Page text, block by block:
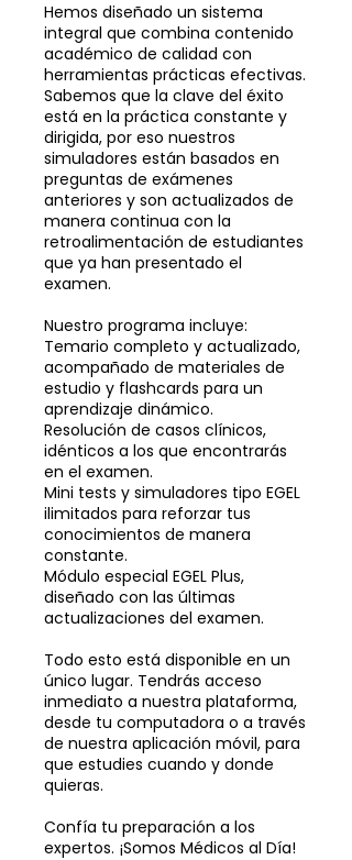
Hemos diseñado un sistema
integral que combina contenido
académico de calidad con
herramientas prácticas efectivas.
Sabemos que la clave del éxito
está en la práctica constante y
dirigida, por eso nuestros
simuladores están basados en
preguntas de exámenes
anteriores y son actualizados de
manera continua con la
retroalimentación de estudiantes
que ya han presentado el
examen.
Nuestro programa incluye:
Temario completo y actualizado,
acompañado de materiales de
estudio y flashcards para un
aprendizaje dinámico.
Resolución de casos clínicos,
idénticos a los que encontrarás
en el examen.
Mini tests y simuladores tipo EGEL
ilimitados para reforzar tus
conocimientos de manera
constante.
Módulo especial EGEL Plus,
diseñado con las últimas
actualizaciones del examen.
Todo esto está disponible en un
único lugar. Tendrás acceso
inmediato a nuestra plataforma,
desde tu computadora o a través
de nuestra aplicación móvil, para
que estudies cuando y donde
quieras.
Confía tu preparación a los
expertos. ¡Somos Médicos al Día!